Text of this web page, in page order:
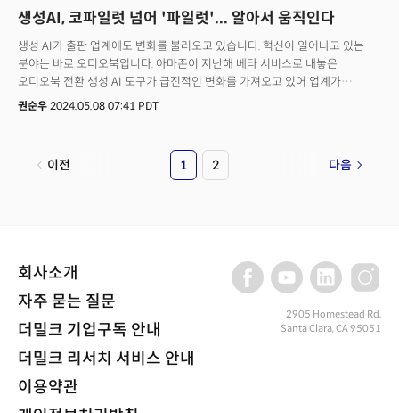
생성AI, 코파일럿 넘어 '파일럿'... 알아서 움직인다
생성 AI가 출판 업계에도 변화를 불러오고 있습니다. 혁신이 일어나고 있는
분야는 바로 오디오북입니다. 아마존이 지난해 베타 서비스로 내놓은
오디오북 전환 생성 AI 도구가 급진적인 변화를 가져오고 있어 업계가
주목하고 있습니다. 아마존닷컴은 지난해 11월 자사의 출판 플랫폼인 '킨들
제공했는데요. 작가들은 오디오북으로 전환 가능한 기준을 갖춘 전자책을
선택한 뒤 음성 샘플을 고른 뒤 설정을 통해 오디오북으로 전환할 수 있습니다.
전했습니다.👉 작가들은 "비용 및 시간 절감"... 내레이터는 "실직 우려" 생성
AI 도구로 가장 혜택을 본 이들은 작가였습니다. 비용과 시간적인 제약 때문에
자신이 세상에 내놓은 전자책을 오디오북으로 쉽게 변환하지 못했는데요.
인공지능이 이를 가능하게 만든 겁니다. 실제로 작가들은 내레이션 비용을
타이틀 당 수백에서 수천 달러 절약할 수 있었다고 하는데요. 한 작가는
작가들의 블로그에서 "책 한 권을 오디오북으로 전환하는데 불과 52분 밖에
걸리지 않았다"라고 언급했습니다. 청취자 입장에서는 AI로 만들어진
오디오북과 실제 내레이터를 통해 만들어진 오디오북을 쉽게 필터링할 수
권순우 2024.05.08 07:41 PDT
이전 1 2 다음
회사소개
자주 묻는 질문
더밀크 기업구독 안내
더밀크 리서치 서비스 안내
이용약관
2905 Homestead Rd,
Santa Clara, CA 95051